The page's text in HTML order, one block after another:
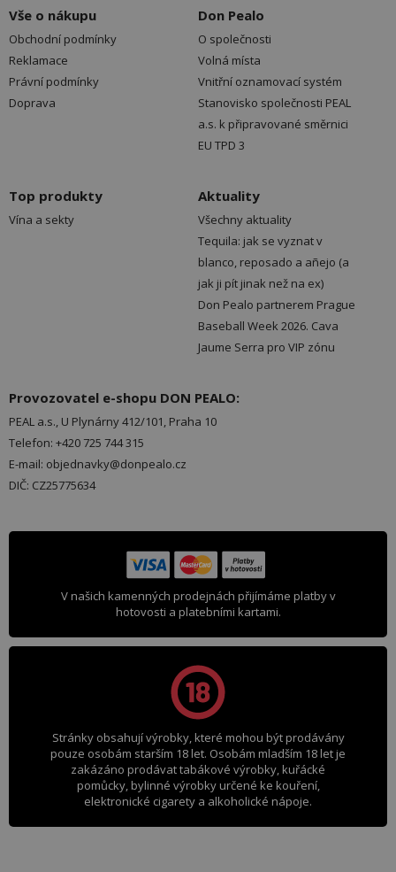
Vše o nákupu
Obchodní podmínky
Reklamace
Právní podmínky
Doprava
Don Pealo
O společnosti
Volná místa
Vnitřní oznamovací systém
Stanovisko společnosti PEAL
a.s. k připravované směrnici
EU TPD 3
Top produkty
Vína a sekty
Aktuality
Všechny aktuality
Tequila: jak se vyznat v
blanco, reposado a añejo (a
jak ji pít jinak než na ex)
Don Pealo partnerem Prague
Baseball Week 2026. Cava
Jaume Serra pro VIP zónu
Provozovatel e-shopu DON PEALO:
PEAL a.s., U Plynárny 412/101, Praha 10
Telefon: +420 725 744 315
E-mail: objednavky@donpealo.cz
DIČ: CZ25775634
V našich kamenných prodejnách přijímáme platby v
hotovosti a platebními kartami.
Stránky obsahují výrobky, které mohou být prodávány
pouze osobám starším 18 let. Osobám mladším 18 let je
zakázáno prodávat tabákové výrobky, kuřácké
pomůcky, bylinné výrobky určené ke kouření,
elektronické cigarety a alkoholické nápoje.